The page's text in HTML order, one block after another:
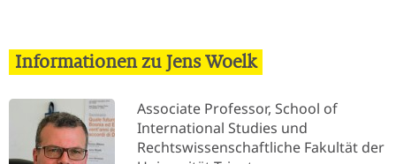
Informationen zu Jens Woelk
Associate Professor, School of
International Studies und
Rechtswissenschaftliche Fakultät der